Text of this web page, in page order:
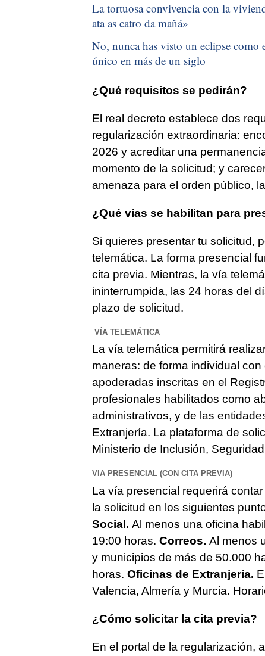
La tortuosa convivencia con la
ata as catro da mañá»
No, nunca has visto un eclipse como
único en más de un siglo
¿Qué requisitos se pedirán?
El real decreto establece dos
regularización extraordinaria:
2026 y acreditar una
momento de la solicitud; y
amenaza para el orden público,
¿Qué vías se habilitan para
Si quieres presentar tu solicitud,
telemática. La forma presencial
cita previa. Mientras, la vía
ininterrumpida, las 24 horas del
plazo de solicitud.
VÍA TELEMÁTICA
La vía telemática permitirá
maneras: de forma individual
apoderadas inscritas en el
profesionales habilitados como
administrativos, y de las
Extranjería. La plataforma de
Ministerio de Inclusión,
VIA PRESENCIAL (CON CITA PREVIA)
La vía presencial requerirá
la solicitud en los siguientes
Social. Al menos una oficina
19:00 horas. Correos. Al menos
y municipios de más de 50.000
horas. Oficinas de Extranjería.
Valencia, Almería y Murcia.
¿Cómo solicitar la cita previa?
En el portal de la regularización,